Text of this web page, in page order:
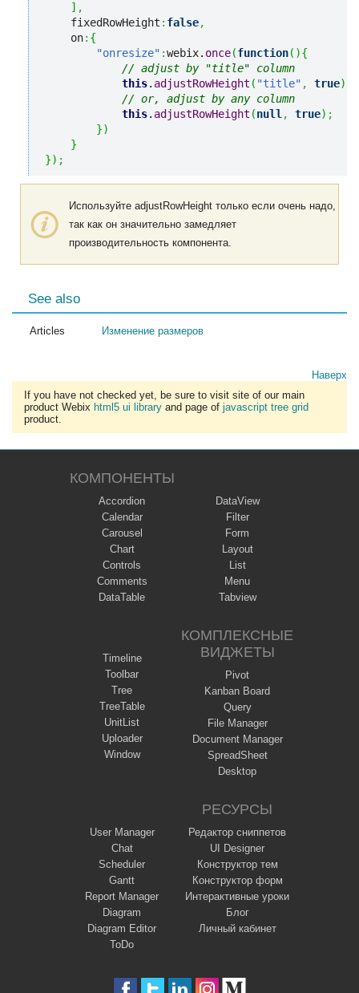
] ,
    fixedRowHeight
: false,
    on
: {
"onresize" :webix. once(function( ){
// adjust by "title" column
this. adjustRowHeight ( "title" , true)
// or, adjust by any column
this. adjustRowHeight (null, true) ;
})
}
}) ;
Используйте adjustRowHeight только если очень надо,
так как он значительно замедляет
производительность компонента.
See also
Articles Изменение размеров
Наверх
If you have not checked yet, be sure to visit site of our main
product Webix html5 ui library and page of javascript tree grid
product.
КОМПОНЕНТЫ
Accordion
Calendar
Carousel
Chart
Controls
Comments
DataTable
DataView
Filter
Form
Layout
List
Menu
Tabview
Timeline
Toolbar
Tree
TreeTable
UnitList
Uploader
Window
КОМПЛЕКСНЫЕ
ВИДЖЕТЫ
Pivot
Kanban Board
Query
File Manager
Document Manager
SpreadSheet
Desktop
User Manager
Chat
Scheduler
Gantt
Report Manager
Diagram
Diagram Editor
ToDo
РЕСУРСЫ
Редактор сниппетов
UI Designer
Конструктор тем
Конструктор форм
Интерактивные уроки
Блог
Личный кабинет